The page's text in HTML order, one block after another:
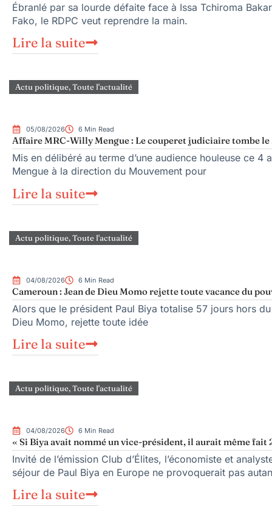
Ébranlé par sa lourde défaite face à Issa Tchiroma
Fako, le RDPC veut reprendre la main.
Lire la suite
Actu politique,Toute l'actualité
05/08/2026 6 Min Read
Affaire MRC-Willy Mengue : Le couperet judiciaire tombe le
Mis en délibéré au terme d’une audience houleuse ce
Mengue à la direction du Mouvement pour
Lire la suite
Actu politique,Toute l'actualité
04/08/2026 6 Min Read
Cameroun : Jean de Dieu Momo rejette toute vacance du
Alors que le président Paul Biya totalise 57 jours hors
Dieu Momo, rejette toute idée
Lire la suite
Actu politique,Toute l'actualité
04/08/2026 6 Min Read
« Si Biya avait nommé un vice-président, il aurait même fait
Invité de l’émission Club d’Élites, l’économiste et
séjour de Paul Biya en Europe ne provoquerait pas
Lire la suite